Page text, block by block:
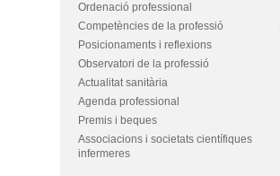
Ordenació professional
Competències de la professió
Posicionaments i reflexions
Observatori de la professió
Actualitat sanitària
Agenda professional
Premis i beques
Associacions i societats científiques
infermeres